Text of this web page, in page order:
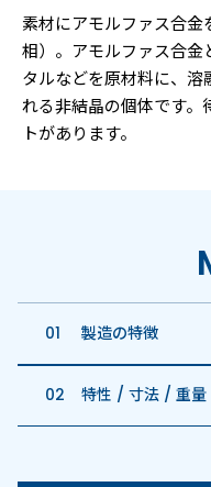
素材にアモルファス合
相）。アモルファス合金
タルなどを原材料に、
れる非結晶の個体です。
トがあります。
製造の特徴
特性 / 寸法 / 重量